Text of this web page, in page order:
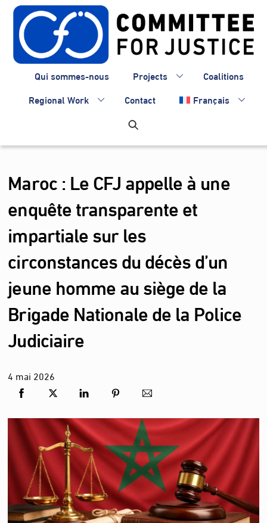
Skip
content
Qui sommes-nous Projects
Coalitions
Regional Work
Contact Français
Maroc : Le CFJ appelle à une
enquête transparente et
impartiale sur les
circonstances du décès d’un
jeune homme au siège de la
Brigade Nationale de la Police
Judiciaire
4 mai 2026